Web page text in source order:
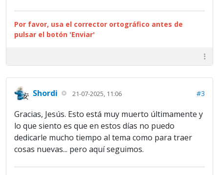
Por favor, usa el corrector ortográfico antes de
pulsar el botón 'Enviar'
Shordi 21-07-2025, 11:06 #3
Gracias, Jesús. Esto está muy muerto últimamente y
lo que siento es que en estos días no puedo
dedicarle mucho tiempo al tema como para traer
cosas nuevas... pero aquí seguimos.